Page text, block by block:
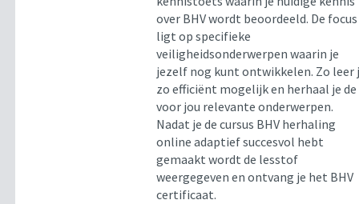
over BHV wordt beoordeeld. De focus
ligt op specifieke
veiligheidsonderwerpen waarin je
jezelf nog kunt ontwikkelen. Zo leer
zo efficiënt mogelijk en herhaal je de
voor jou relevante onderwerpen.
Nadat je de cursus BHV herhaling
online adaptief succesvol hebt
gemaakt wordt de lesstof
weergegeven en ontvang je het BHV
certificaat.